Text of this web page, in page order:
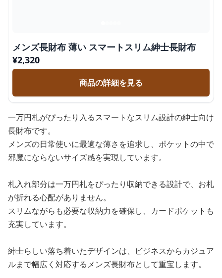
メンズ長財布 薄い スマートスリム紳士長財布
¥2,320
商品の詳細を見る
一万円札がぴったり入るスマートなスリム設計の紳士向け
長財布です。
メンズの日常使いに最適な薄さを追求し、ポケットの中で
邪魔にならないサイズ感を実現しています。
札入れ部分は一万円札をぴったり収納できる設計で、お札
が折れる心配がありません。
スリムながらも必要な収納力を確保し、カードポケットも
充実しています。
紳士らしい落ち着いたデザインは、ビジネスからカジュア
ルまで幅広く対応するメンズ長財布として重宝します。